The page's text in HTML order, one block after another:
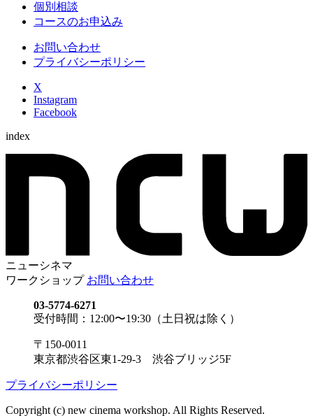
個別相談
コースのお申込み
お問い合わせ
プライバシーポリシー
X
Instagram
Facebook
index
ニューシネマ
ワークショップ お問い合わせ
03-5774-6271
受付時間：12:00〜19:30（土日祝は除く）
〒150-0011
東京都渋谷区東1-29-3 渋谷ブリッジ5F
プライバシーポリシー
Copyright (c) new cinema workshop. All Rights Reserved.